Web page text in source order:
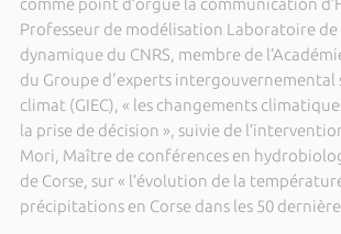
Professeur de modélisation Laboratoire
dynamique du CNRS, membre de
du Groupe d'experts intergouvernemental
climat (GIEC), « les changements
la prise de décision », suivie de
Mori, Maître de conférences en
de Corse, sur « l’évolution de la
précipitations en Corse dans les 50